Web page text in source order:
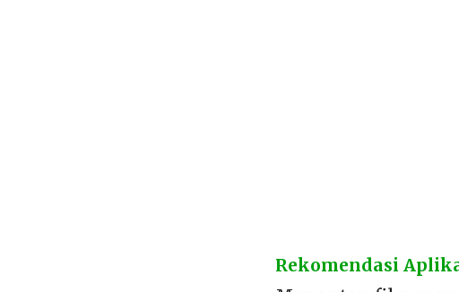
Rekomendasi